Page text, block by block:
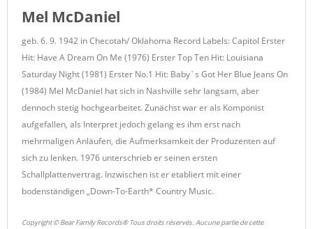
Mel McDaniel
geb. 6. 9. 1942 in Checotah/ Oklahoma Record Labels: Capitol Erster
Hit: Have A Dream On Me (1976) Erster Top Ten Hit: Louisiana
Saturday Night (1981) Erster No.1 Hit: Baby`s Got Her Blue Jeans On
(1984) Mel McDaniel hat sich in Nashville sehr langsam, aber
dennoch stetig hochgearbeitet. Zunächst war er als Komponist
aufgefallen, als Interpret jedoch gelang es ihm erst nach
mehrmaligen Anläufen, die Aufmerksamkeit der Produzenten auf
sich zu lenken. 1976 unterschrieb er seinen ersten
Schallplattenvertrag. Inzwischen ist er etabliert mit einer
bodenständigen „Down-To-Earth* Country Music.
Copyright © Bear Family Records® Tous droits réservés. Aucune partie de cette